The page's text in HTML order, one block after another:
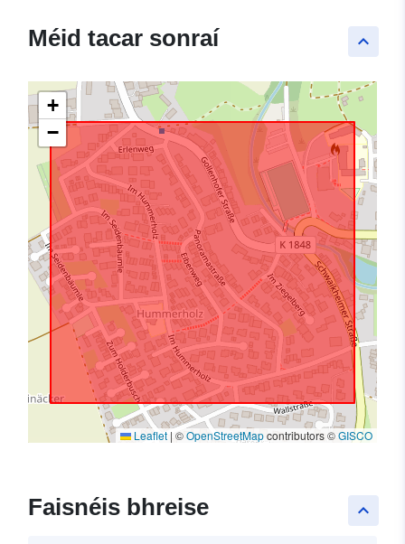
keyboard_arrow_up
Méid tacar sonraí
+
−
Leaflet | ©OpenStreetMapcontributors ©GISCO
keyboard_arrow_up
Faisnéis bhreise